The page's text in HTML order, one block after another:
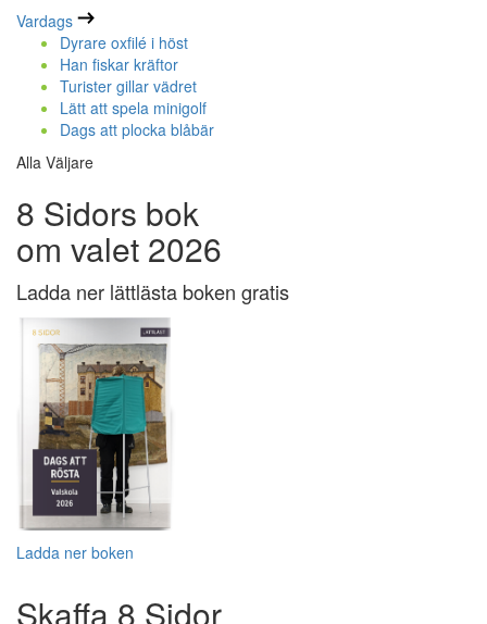
Vardags
Dyrare oxfilé i höst
Han fiskar kräftor
Turister gillar vädret
Lätt att spela minigolf
Dags att plocka blåbär
Alla Väljare
8 Sidors bok
om valet 2026
Ladda ner lättlästa boken gratis
Ladda ner boken
Skaffa 8 Sidor